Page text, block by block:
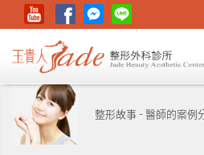
整形故事 - 醫師的案例